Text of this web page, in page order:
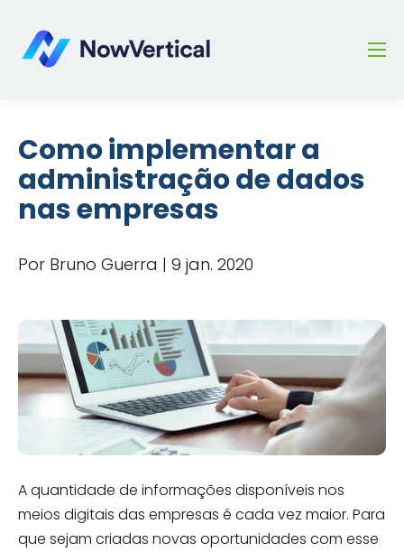
Como implementar a
administração de dados
nas empresas
Por Bruno Guerra | 9 jan. 2020
A quantidade de informações disponíveis nos
meios digitais das empresas é cada vez maior. Para
que sejam criadas novas oportunidades com esse